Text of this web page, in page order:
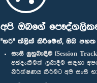
අපි ඔබගේ
"හරි" ක්ලික් කිරීමෙන්, ඔබ
සැසි ලුහුබැඳීම (Session
අත්දැකීමක් ලබාදීම සඳහා
නිරීක්ෂණය කිරීමට අපි සැසි